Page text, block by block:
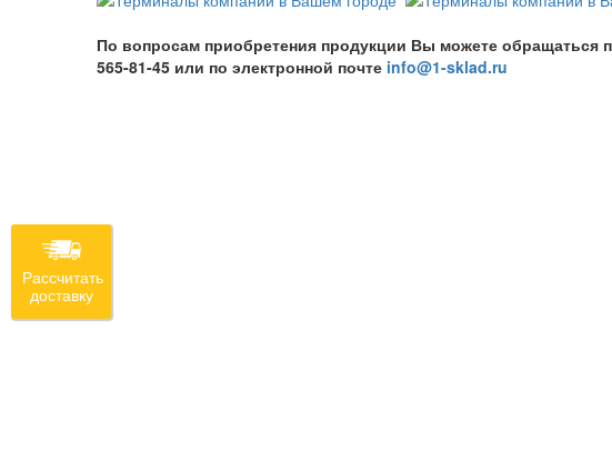
По вопросам приобретения продукции Вы можете обращаться
565-81-45 или по электронной почте info@1-sklad.ru
Рассчитать
доставку